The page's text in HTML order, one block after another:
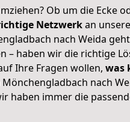
Ob um die Ecke
Netzwerkan
nach Weida
– haben wir die richtige
Ihre Fragen wollen, was
nach
haben immer die